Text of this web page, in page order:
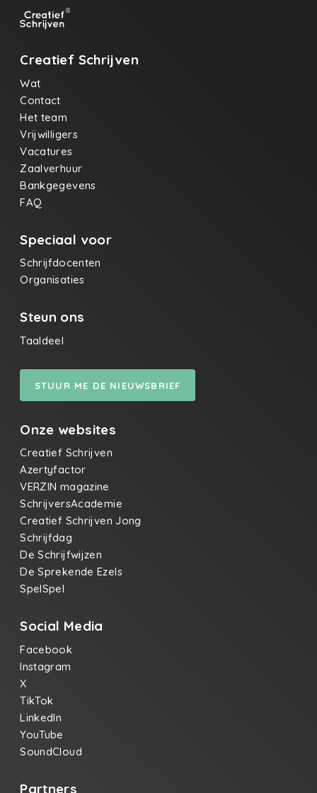
Creatief Schrijven
Wat
Contact
Het team
Vrijwilligers
Vacatures
Zaalverhuur
Bankgegevens
FAQ
Speciaal voor
Schrijfdocenten
Organisaties
Steun ons
Taaldeel
STUUR ME DE NIEUWSBRIEF
Onze websites
Creatief Schrijven
Azertyfactor
VERZIN magazine
SchrijversAcademie
Creatief Schrijven Jong
Schrijfdag
De Schrijfwijzen
De Sprekende Ezels
SpelSpel
Social Media
Facebook
Instagram
X
TikTok
LinkedIn
YouTube
SoundCloud
Partners